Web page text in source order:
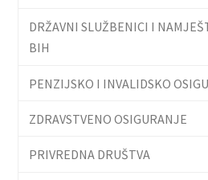
DRŽAVNI SLUŽBENICI I
BIH
PENZIJSKO I INVALIDSKO
ZDRAVSTVENO OSIGURANJE
PRIVREDNA DRUŠTVA